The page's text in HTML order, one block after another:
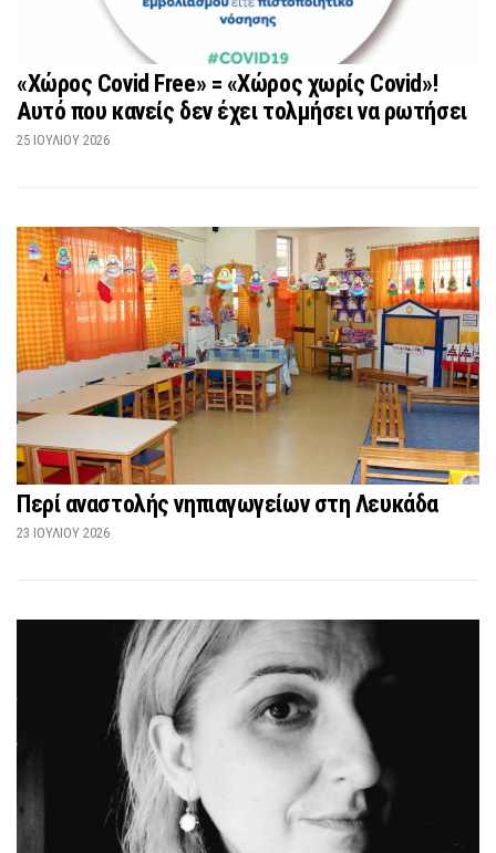
«Χώρος Covid Free» = «Χώρος χωρίς Covid»!
Αυτό που κανείς δεν έχει τολμήσει να ρωτήσει
25 ΙΟΥΛΊΟΥ 2026
Περί αναστολής νηπιαγωγείων στη Λευκάδα
23 ΙΟΥΛΊΟΥ 2026